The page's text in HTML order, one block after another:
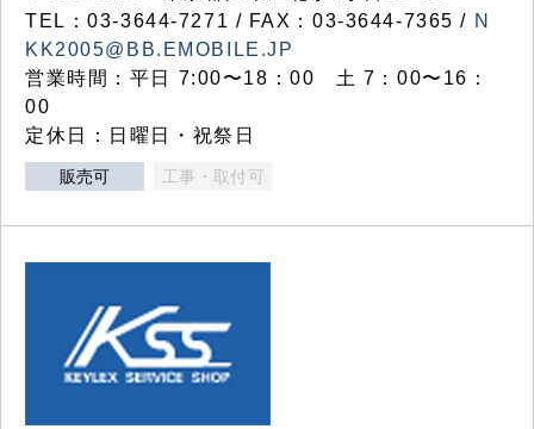
TEL：03‐3644‐7271 / FAX：03-3644-7365 / N
KK2005@BB.EMOBILE.JP
営業時間：平日 7:00〜18：00 土 7：00〜16：
00
定休日：日曜日・祝祭日
販売可 工事・取付可